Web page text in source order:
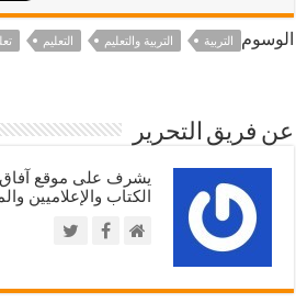
الوسوم التربية التربية والتعليم التعليم
عن فريق التحرير
يشرف على موقع آفاق
الكتاب والإعلاميين